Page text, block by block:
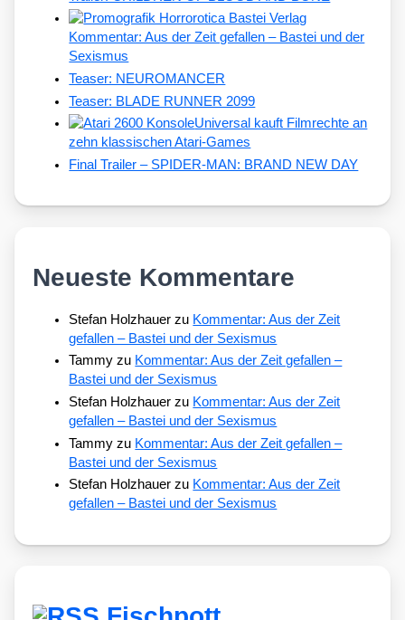
Kommentar: Aus der Zeit gefallen – Bastei und der
Sexismus
Teaser: NEUROMANCER
Teaser: BLADE RUNNER 2099
Universal kauft Filmrechte an
zehn klassischen Atari-Games
Final Trailer – SPIDER-MAN: BRAND NEW DAY
Neueste Kommentare
Stefan Holzhauer zu Kommentar: Aus der Zeit
gefallen – Bastei und der Sexismus
Tammy zu Kommentar: Aus der Zeit gefallen –
Bastei und der Sexismus
Stefan Holzhauer zu Kommentar: Aus der Zeit
gefallen – Bastei und der Sexismus
Tammy zu Kommentar: Aus der Zeit gefallen –
Bastei und der Sexismus
Stefan Holzhauer zu Kommentar: Aus der Zeit
gefallen – Bastei und der Sexismus